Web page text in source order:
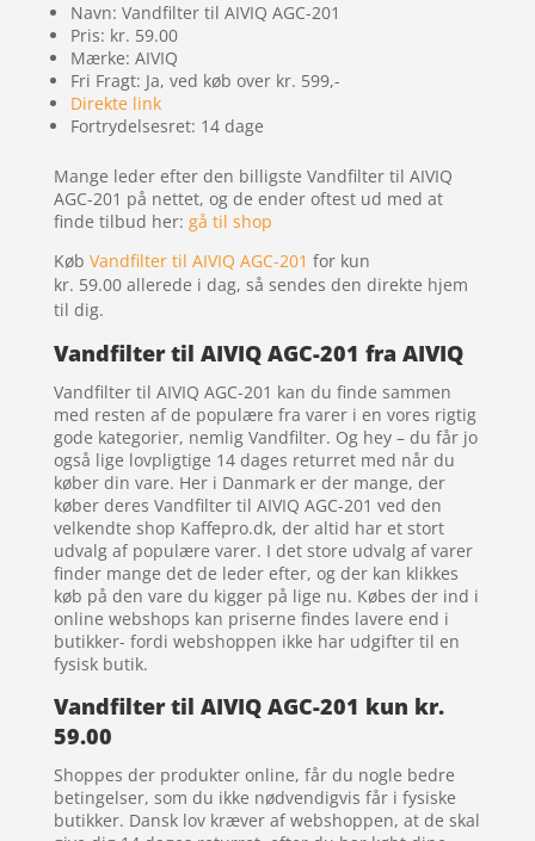
Navn: Vandfilter til AIVIQ AGC-201
Pris: kr. 59.00
Mærke: AIVIQ
Fri Fragt: Ja, ved køb over kr. 599,-
Direkte link
Fortrydelsesret: 14 dage
Mange leder efter den billigste Vandfilter til AIVIQ
AGC-201 på nettet, og de ender oftest ud med at
finde tilbud her: gå til shop
Køb Vandfilter til AIVIQ AGC-201 for kun
kr. 59.00 allerede i dag, så sendes den direkte hjem
til dig.
Vandfilter til AIVIQ AGC-201 fra AIVIQ
Vandfilter til AIVIQ AGC-201 kan du finde sammen
med resten af de populære fra varer i en vores rigtig
gode kategorier, nemlig Vandfilter. Og hey – du får jo
også lige lovpligtige 14 dages returret med når du
køber din vare. Her i Danmark er der mange, der
køber deres Vandfilter til AIVIQ AGC-201 ved den
velkendte shop Kaffepro.dk, der altid har et stort
udvalg af populære varer. I det store udvalg af varer
finder mange det de leder efter, og der kan klikkes
køb på den vare du kigger på lige nu. Købes der ind i
online webshops kan priserne findes lavere end i
butikker- fordi webshoppen ikke har udgifter til en
fysisk butik.
Vandfilter til AIVIQ AGC-201 kun kr.
59.00
Shoppes der produkter online, får du nogle bedre
betingelser, som du ikke nødvendigvis får i fysiske
butikker. Dansk lov kræver af webshoppen, at de skal